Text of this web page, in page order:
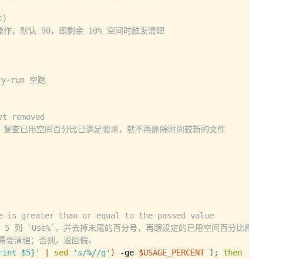
，默认 90，即剩余 10% 空间时触发清理
run 空跑
removed
查已用空间百分比已满足要求，就不再删除时间较新的文件
greater than or equal to the passed value
`Use%`，并去掉末尾的百分号，再跟设定的已用空间百分比阈值比较；
清理；否则，返回假。
$5}' sed 's/%//g' ) -ge $USAGE_PERCENT ] ;
then